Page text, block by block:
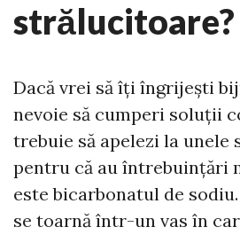
strălucitoare?
Dacă vrei să îți îngrijești
nevoie să cumperi soluții
trebuie să apelezi la unele
pentru că au întrebuințări
este bicarbonatul de
se toarnă într-un vas în